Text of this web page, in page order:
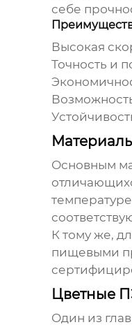
себе
Высокая
Точность и
Основным
К тому же,
пищевыми
Цветные
Один из